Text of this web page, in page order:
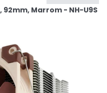
SE Marrom - NH-U9S